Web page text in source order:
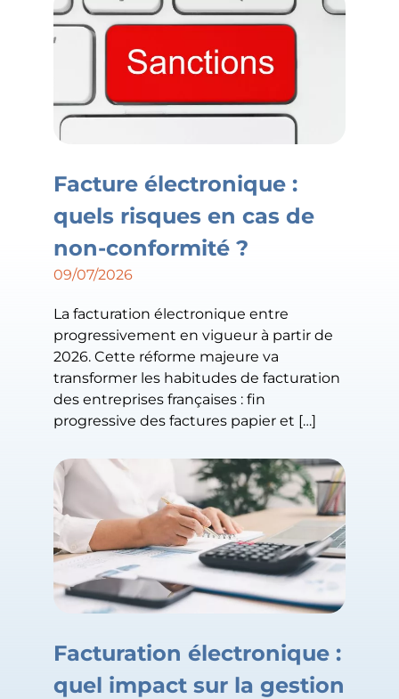
Facture électronique :
quels risques en cas de
non-conformité ?
09/07/2026
La facturation électronique entre
progressivement en vigueur à partir de
2026. Cette réforme majeure va
transformer les habitudes de facturation
des entreprises françaises : fin
progressive des factures papier et […]
Facturation électronique :
quel impact sur la gestion